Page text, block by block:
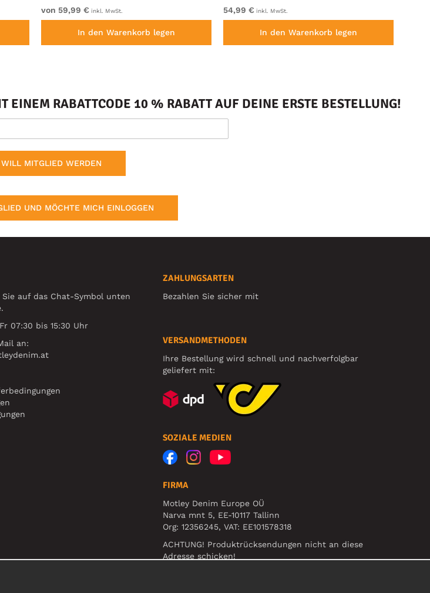
von 59,99 € inkl. MwSt.
In den Warenkorb legen
54,99 € inkl. MwSt.
In den Warenkorb legen
EINEM RABATTCODE 10 % RABATT AUF DEINE ERSTE BESTELLUNG!
MITGLIED WERDEN
UND MÖCHTE MICH EINLOGGEN
auf das Chat-Symbol unten
07:30 bis 15:30 Uhr
an:
ZAHLUNGSARTEN
Bezahlen Sie sicher mit
VERSANDMETHODEN
Ihre Bestellung wird schnell und nachverfolgbar
geliefert mit:
SOZIALE MEDIEN
FIRMA
Motley Denim Europe OÜ
Narva mnt 5, EE-10117 Tallinn
Org: 12356245, VAT: EE101578318
ACHTUNG! Produktrücksendungen nicht an diese
Adresse schicken!